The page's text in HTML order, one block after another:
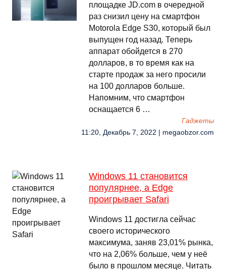
площадке JD.com в очередной
раз снизил цену на смартфон
Motorola Edge S30, который был
выпущен год назад. Теперь
аппарат обойдется в 270
долларов, в то время как на
старте продаж за него просили
на 100 долларов больше.
Напомним, что смартфон
оснащается 6 …
Гаджеты
11:20, Декабрь 7, 2022 | megaobzor.com
Windows 11 становится
популярнее, а Edge
проигрывает Safari
Windows 11 достигла сейчас
своего исторического
максимума, заняв 23,01% рынка,
что на 2,06% больше, чем у неё
было в прошлом месяце. Читать